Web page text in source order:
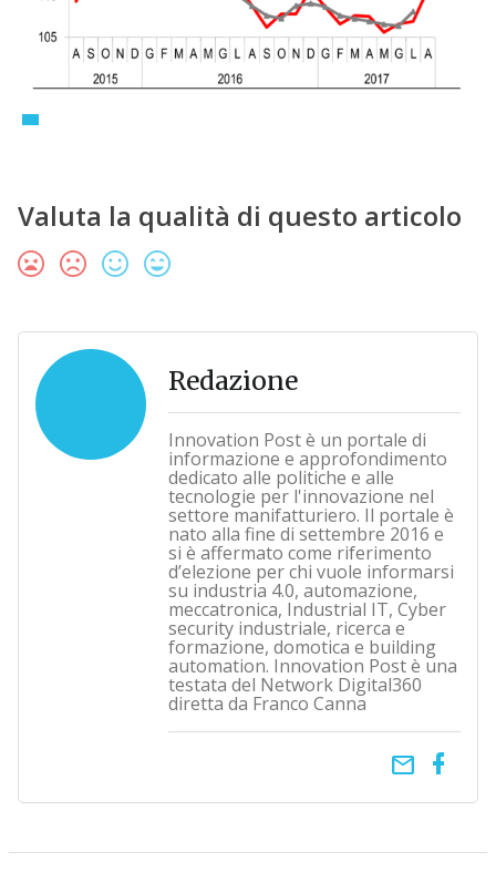
Valuta la qualità di questo articolo
Redazione
Innovation Post è un portale di
informazione e approfondimento
dedicato alle politiche e alle
tecnologie per l'innovazione nel
settore manifatturiero. Il portale è
nato alla fine di settembre 2016 e
si è affermato come riferimento
d’elezione per chi vuole informarsi
su industria 4.0, automazione,
meccatronica, Industrial IT, Cyber
security industriale, ricerca e
formazione, domotica e building
automation. Innovation Post è una
testata del Network Digital360
diretta da Franco Canna
email